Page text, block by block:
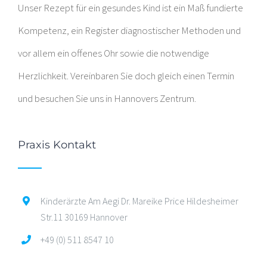
Unser Rezept für ein gesundes Kind ist ein Maß fundierte
Kompetenz, ein Register diagnostischer Methoden und
vor allem ein offenes Ohr sowie die notwendige
Herzlichkeit. Vereinbaren Sie doch gleich einen Termin
und besuchen Sie uns in Hannovers Zentrum.
Praxis Kontakt
Kinderärzte Am Aegi Dr. Mareike Price Hildesheimer
Str.11 30169 Hannover
+49 (0) 511 8547 10